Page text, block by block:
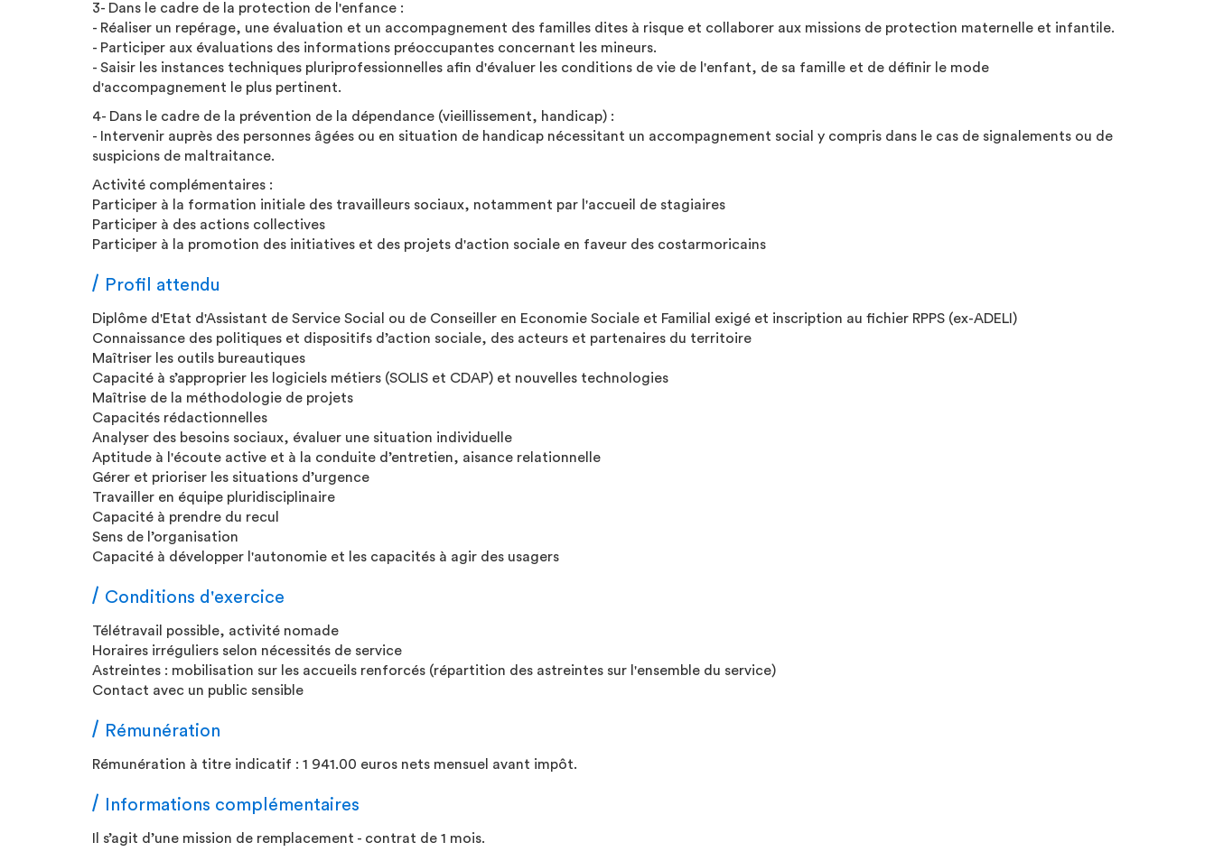
3- Dans le cadre de la protection de l'enfance :
- Réaliser un repérage, une évaluation et un accompagnement des familles dites à risque et collaborer aux missions de protection maternelle et infantile.
- Participer aux évaluations des informations préoccupantes concernant les mineurs.
- Saisir les instances techniques pluriprofessionnelles afin d'évaluer les conditions de vie de l'enfant, de sa famille et de définir le mode
d'accompagnement le plus pertinent.
4- Dans le cadre de la prévention de la dépendance (vieillissement, handicap) :
- Intervenir auprès des personnes âgées ou en situation de handicap nécessitant un accompagnement social y compris dans le cas de signalements ou de
suspicions de maltraitance.
Activité complémentaires :
Participer à la formation initiale des travailleurs sociaux, notamment par l'accueil de stagiaires
Participer à des actions collectives
Participer à la promotion des initiatives et des projets d'action sociale en faveur des costarmoricains
Profil attendu
Diplôme d'Etat d'Assistant de Service Social ou de Conseiller en Economie Sociale et Familial exigé et inscription au fichier RPPS (ex-ADELI)
Connaissance des politiques et dispositifs d’action sociale, des acteurs et partenaires du territoire
Maîtriser les outils bureautiques
Capacité à s’approprier les logiciels métiers (SOLIS et CDAP) et nouvelles technologies
Maîtrise de la méthodologie de projets
Capacités rédactionnelles
Analyser des besoins sociaux, évaluer une situation individuelle
Aptitude à l'écoute active et à la conduite d’entretien, aisance relationnelle
Gérer et prioriser les situations d’urgence
Travailler en équipe pluridisciplinaire
Capacité à prendre du recul
Sens de l’organisation
Capacité à développer l'autonomie et les capacités à agir des usagers
Conditions d'exercice
Télétravail possible, activité nomade
Horaires irréguliers selon nécessités de service
Astreintes : mobilisation sur les accueils renforcés (répartition des astreintes sur l'ensemble du service)
Contact avec un public sensible
Rémunération
Rémunération à titre indicatif : 1 941.00 euros nets mensuel avant impôt.
Informations complémentaires
Il s’agit d’une mission de remplacement - contrat de 1 mois.